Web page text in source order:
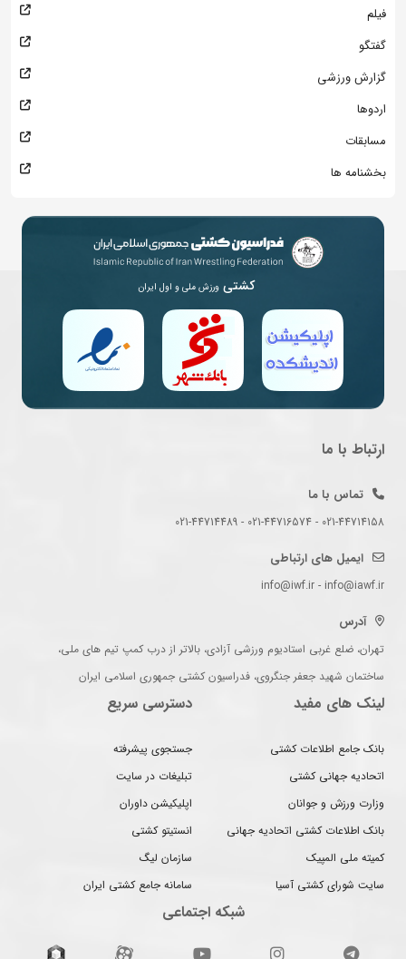
فیلم
گفتگو
گزارش ورزشی
اردوها
مسابقات
بخشنامه ها
کشتی ورزش ملی و اول ایران
ارتباط با ما
تماس با ما
021-44714158 - 021-44716574 - 021-44714489
ایمیل های ارتباطی
info@iwf.ir - info@iawf.ir
آدرس
تهران، ضلع غربی استادیوم ورزشی آزادی، بالاتر از درب کمپ تیم های ملی،
ساختمان شهید جعفر جنگروی، فدراسیون کشتی جمهوری اسلامی ایران
لینک های مفید
بانک جامع اطلاعات کشتی
اتحادیه جهانی کشتی
وزارت ورزش و جوانان
بانک اطلاعات کشتی اتحادیه جهانی
کمیته ملی المپیک
سایت شورای کشتی آسیا
دسترسی سریع
جستجوی پیشرفته
تبلیغات در سایت
اپلیکیشن داوران
انستیتو کشتی
سازمان لیگ
سامانه جامع کشتی ایران
شبکه اجتماعی